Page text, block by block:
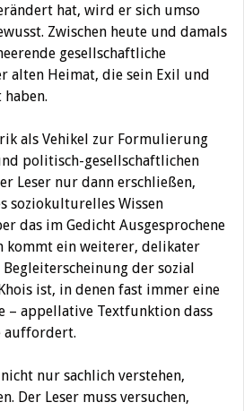
hat, wird er sich umso
Zwischen heute und damals
gesellschaftliche
alten Heimat, die sein Exil und
als Vehikel zur Formulierung
politisch-gesellschaftlichen
Leser nur dann erschließen,
soziokulturelles Wissen
das im Gedicht Ausgesprochene
kommt ein weiterer, delikater
der sozial
ist, in denen fast immer eine
– appellative Textfunktion dass
auffordert.
nur sachlich verstehen,
Der Leser muss versuchen,